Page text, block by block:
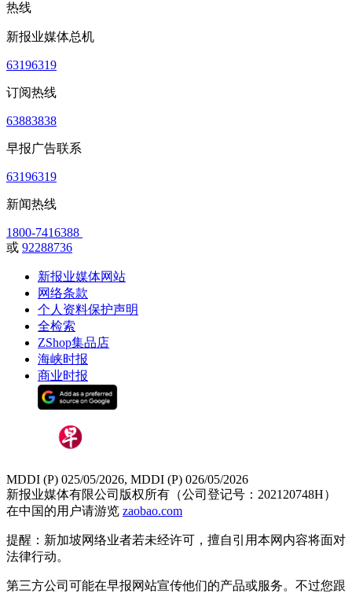
热线
新报业媒体总机
63196319
订阅热线
63883838
早报广告联系
63196319
新闻热线
1800-7416388
或 92288736
新报业媒体网站
网络条款
个人资料保护声明
全检索
ZShop集品店
海峡时报
商业时报
MDDI (P) 025/05/2026, MDDI (P) 026/05/2026
新报业媒体有限公司版权所有（公司登记号：202120748H）
在中国的用户请游览 zaobao.com
提醒：新加坡网络业者若未经许可，擅自引用本网内容将面对
法律行动。
第三方公司可能在早报网站宣传他们的产品或服务。不过您跟